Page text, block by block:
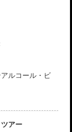
ルコール・ビ
アー